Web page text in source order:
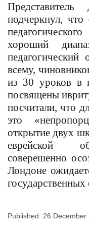
Представитель
подчеркнул, что
хороший
всему,
из 30 уроков в
посвящены
посчитали, что
это
открытие двух
еврейской
соверешенно
Лондоне
Published: 26 December